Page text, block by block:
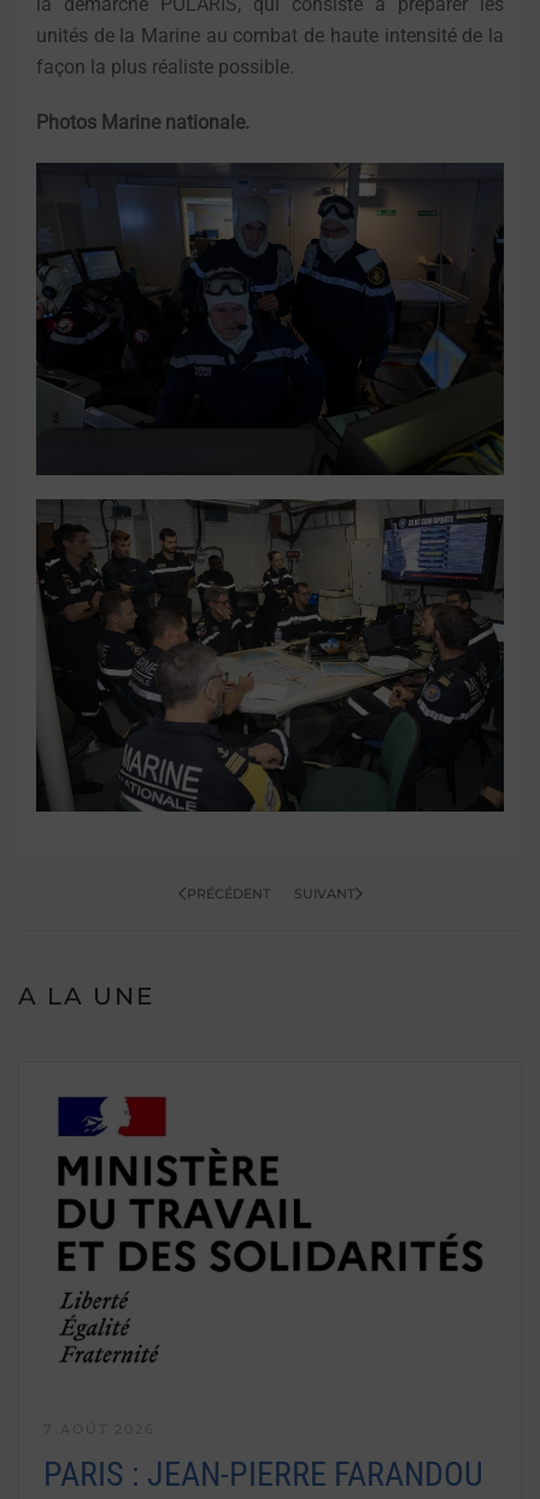
unités de la Marine au combat de haute intensité de la
façon la plus réaliste possible.
Photos Marine nationale.
OUVRIR
OUVRIR
PRÉCÉDENT SUIVANT
A LA UNE
PARIS : JEAN-PIERRE FARANDOU